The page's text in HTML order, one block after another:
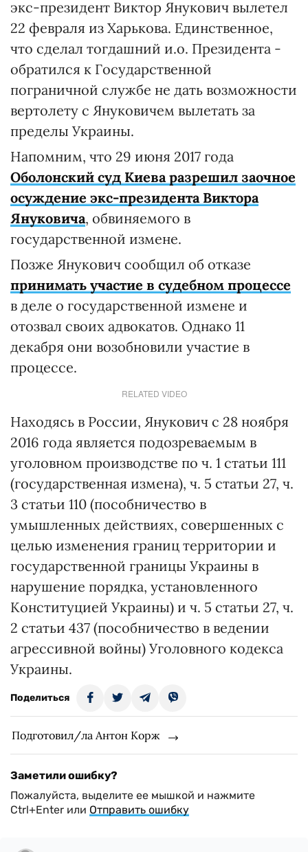
экс-президент Виктор Янукович вылетел
22 февраля из Харькова. Единственное,
что сделал тогдашний и.о. Президента -
обратился к Государственной
пограничной службе не дать возможности
вертолету с Януковичем вылетать за
пределы Украины.
Напомним, что 29 июня 2017 года
Оболонский суд Киева разрешил заочное
осуждение экс-президента Виктора
Януковича, обвиняемого в
государственной измене.
Позже Янукович сообщил об отказе
принимать участие в судебном процессе
в деле о государственной измене и
отозвал своих адвокатов. Однако 11
декабря они возобновили участие в
процессе.
RELATED VIDEO
Находясь в России, Янукович с 28 ноября
2016 года является подозреваемым в
уголовном производстве по ч. 1 статьи 111
(государственная измена), ч. 5 статьи 27, ч.
3 статьи 110 (пособничество в
умышленных действиях, совершенных с
целью изменения границ территории и
государственной границы Украины в
нарушение порядка, установленного
Конституцией Украины) и ч. 5 статьи 27, ч.
2 статьи 437 (пособничество в ведении
агрессивной войны) Уголовного кодекса
Украины.
Поделиться
Подготовил/ла Антон Корж
Заметили ошибку?
Пожалуйста, выделите ее мышкой и нажмите
Ctrl+Enter или Отправить ошибку